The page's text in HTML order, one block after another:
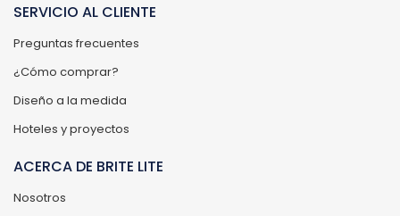
SERVICIO AL CLIENTE
Preguntas frecuentes
¿Cómo comprar?
Diseño a la medida
Hoteles y proyectos
ACERCA DE BRITE LITE
Nosotros